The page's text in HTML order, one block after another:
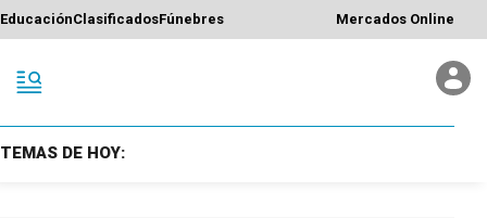
EducaciónClasificadosFúnebres Mercados Online
TEMAS DE HOY: